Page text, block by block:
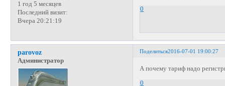
1 год 5 месяцев
Последний визит:
Вчера 20:21:19
0
Поделиться2016-07-01 19:00:27
parovoz
Администратор
А почему тариф надо
0